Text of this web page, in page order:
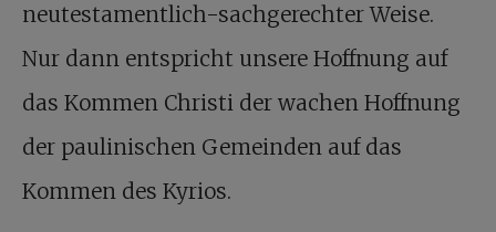
neutestamentlich-sachgerechter Weise.
Nur dann entspricht unsere Hoffnung auf
das Kommen Christi der wachen Hoffnung
der paulinischen Gemeinden auf das
Kommen des Kyrios.